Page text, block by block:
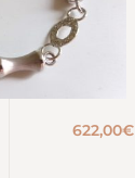
622,00€